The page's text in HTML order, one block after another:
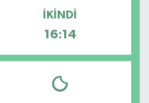
İKINDI
16:14